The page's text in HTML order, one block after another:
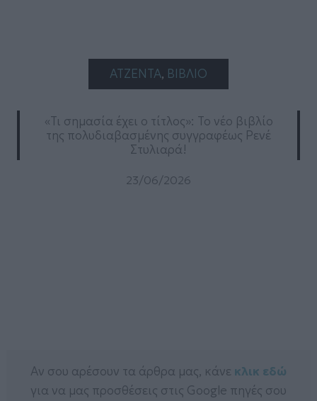
ΑΤΖΕΝΤΑ, ΒΙΒΛΙΟ
«Τι σημασία έχει ο τίτλος»: Το νέο βιβλίο
της πολυδιαβασμένης συγγραφέως Ρενέ
Στυλιαρά!
23/06/2026
Αν σου αρέσουν τα άρθρα μας, κάνε κλικ εδώ
για να μας προσθέσεις στις Google πηγές σου